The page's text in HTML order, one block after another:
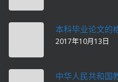
本科毕业论文的
2017年10月13日
中华人民共和国